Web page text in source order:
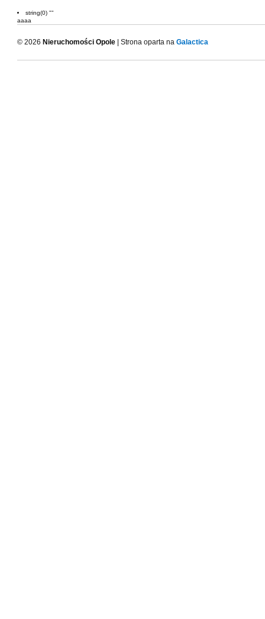
string(0) ""
aaaa
© 2026 Nieruchomości Opole | Strona oparta na Galactica